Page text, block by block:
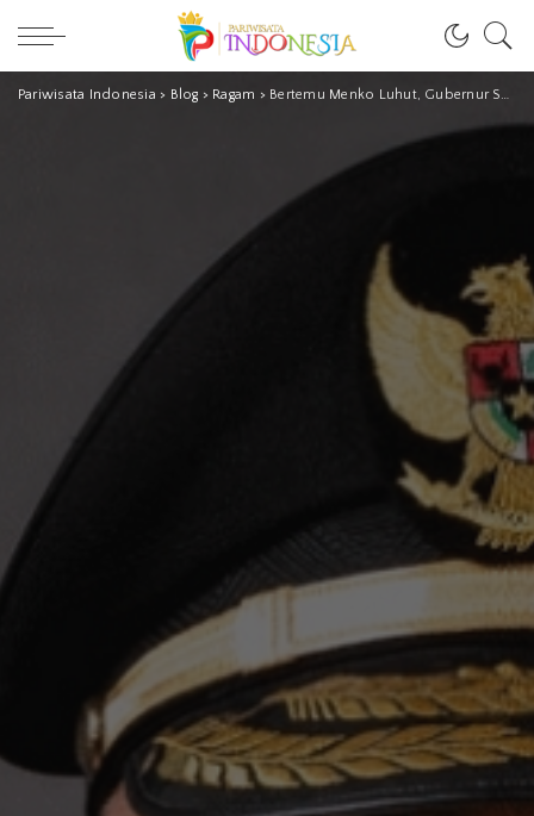
Pariwisata Indonesia > Blog > Ragam > Bertemu Menko Luhut, Gubernur Sumbar Bahas Infrastruktur hingga Food Estate